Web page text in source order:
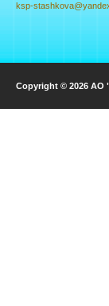
ksp-
Copyright © 2026